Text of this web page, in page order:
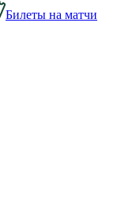
Билеты на матчи